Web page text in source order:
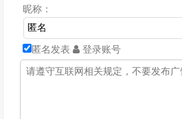
昵称：
匿名发表 登录账号